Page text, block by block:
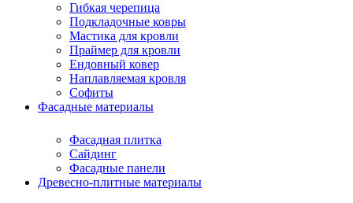
Гибкая черепица
Подкладочные ковры
Мастика для кровли
Праймер для кровли
Ендовный ковер
Наплавляемая кровля
Софиты
Фасадные материалы
Фасадная плитка
Сайдинг
Фасадные панели
Древесно-плитные материалы